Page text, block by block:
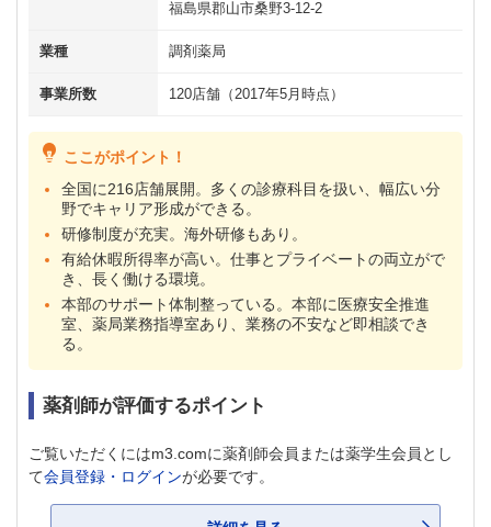
福島県郡山市桑野3-12-2
業種 調剤薬局
事業所数 120店舗（2017年5月時点）
ここがポイント！
全国に216店舗展開。多くの診療科目を扱い、幅広い分
野でキャリア形成ができる。
研修制度が充実。海外研修もあり。
有給休暇所得率が高い。仕事とプライベートの両立がで
き、長く働ける環境。
本部のサポート体制整っている。本部に医療安全推進
室、薬局業務指導室あり、業務の不安など即相談でき
る。
薬剤師が評価するポイント
ご覧いただくにはm3.comに薬剤師会員または薬学生会員とし
て会員登録・ログインが必要です。